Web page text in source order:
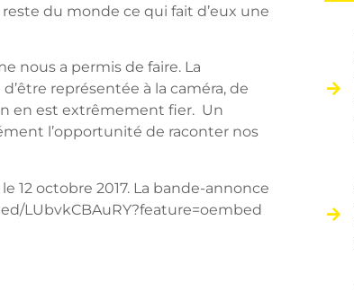
du monde ce qui fait d’eux une
nous a permis de faire. La
représentée à la caméra, de
en est extrêmement fier. Un
l’opportunité de raconter nos
le 12 octobre 2017. La bande-annonce
LUbvkCBAuRY?feature=oembed